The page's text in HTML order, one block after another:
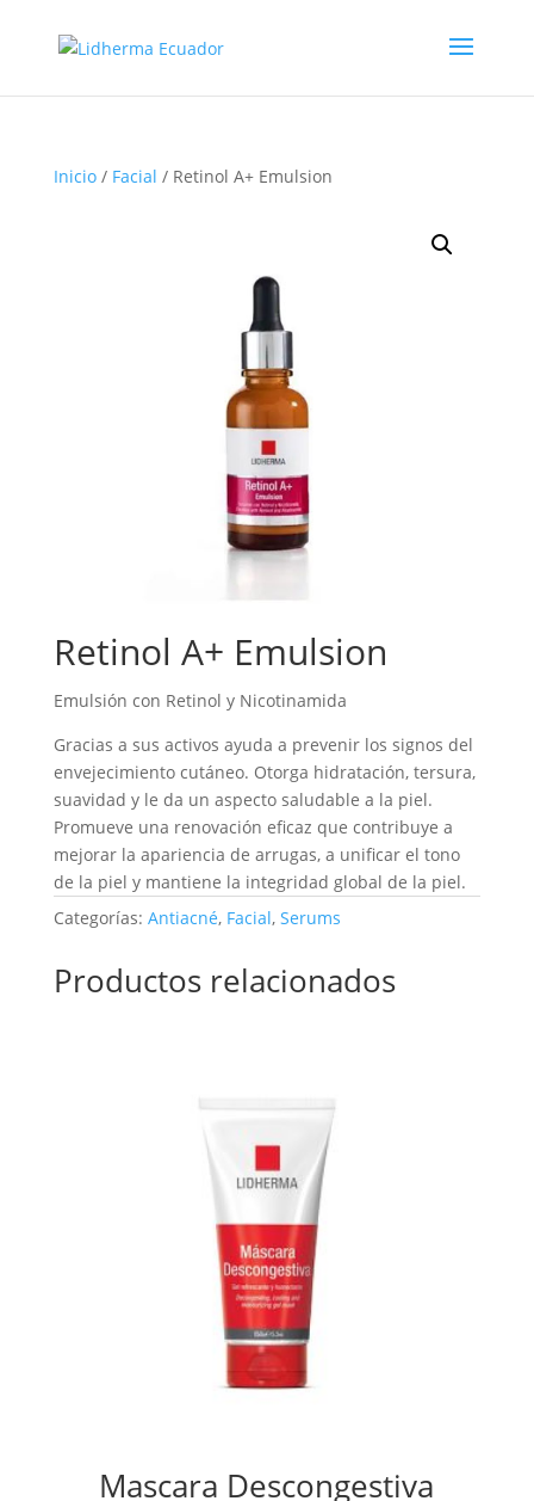
Inicio/ Facial / Retinol A+ Emulsion
Retinol A+ Emulsion
Emulsión con Retinol y Nicotinamida
Gracias a sus activos ayuda a prevenir los signos del
envejecimiento cutáneo. Otorga hidratación, tersura,
suavidad y le da un aspecto saludable a la piel.
Promueve una renovación eficaz que contribuye a
mejorar la apariencia de arrugas, a unificar el tono
de la piel y mantiene la integridad global de la piel.
Categorías: Antiacné, Facial, Serums
Productos relacionados
Mascara Descongestiva